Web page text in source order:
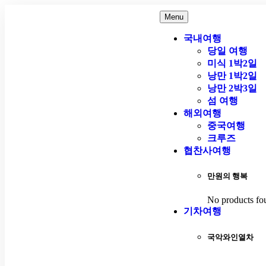
Menu
국내여행
당일 여행
미식 1박2일
낭만 1박2일
낭만 2박3일
섬 여행
해외여행
중국여행
크루즈
협찬사여행
만원의 행복
No products
기차여행
국악와인열차